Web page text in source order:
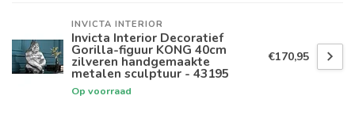
INVICTA INTERIOR
Invicta Interior Decoratief
Gorilla-figuur KONG 40cm
zilveren handgemaakte
metalen sculptuur - 43195
Op voorraad
€170,95